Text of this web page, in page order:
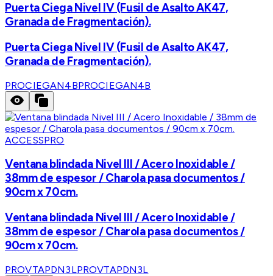
Puerta Ciega Nivel IV (Fusil de Asalto AK47,
Granada de Fragmentación).
Puerta Ciega Nivel IV (Fusil de Asalto AK47,
Granada de Fragmentación).
PROCIEGAN4BPROCIEGAN4B
ACCESSPRO
Ventana blindada Nivel III / Acero Inoxidable /
38mm de espesor / Charola pasa documentos /
90cm x 70cm.
Ventana blindada Nivel III / Acero Inoxidable /
38mm de espesor / Charola pasa documentos /
90cm x 70cm.
PROVTAPDN3LPROVTAPDN3L